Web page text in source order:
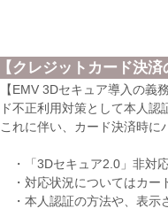
【クレジットカード決
【EMV 3Dセキュア導入の
ド不正利用対策として本人
これに伴い、カード決済時に
・「3Dセキュア2.0」非対
・対応状況についてはカー
・本人認証の方法や、表示